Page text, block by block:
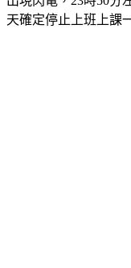
天確定停止上班上課